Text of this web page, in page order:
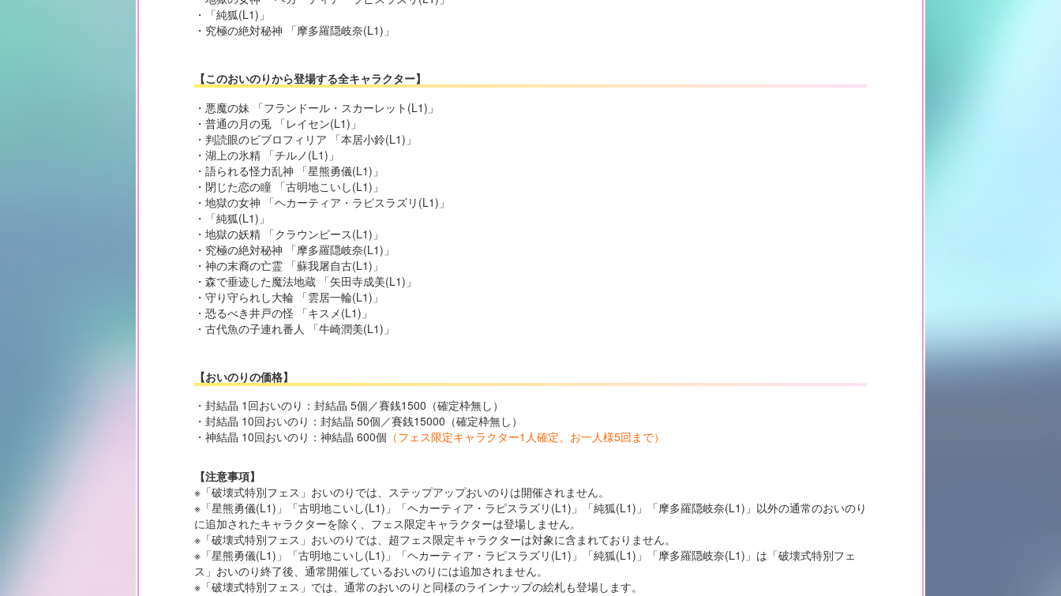
・「純狐(L1)」
・究極の絶対秘神 「摩多羅隠岐奈(L1)」
【このおいのりから登場する全キャラクター】
・悪魔の妹 「フランドール・スカーレット(L1)」
・普通の月の兎 「レイセン(L1)」
・判読眼のビブロフィリア 「本居小鈴(L1)」
・湖上の氷精 「チルノ(L1)」
・語られる怪力乱神 「星熊勇儀(L1)」
・閉じた恋の瞳 「古明地こいし(L1)」
・地獄の女神 「ヘカーティア・ラピスラズリ(L1)」
・「純狐(L1)」
・地獄の妖精 「クラウンピース(L1)」
・究極の絶対秘神 「摩多羅隠岐奈(L1)」
・神の末裔の亡霊 「蘇我屠自古(L1)」
・森で垂迹した魔法地蔵 「矢田寺成美(L1)」
・守り守られし大輪 「雲居一輪(L1)」
・恐るべき井戸の怪 「キスメ(L1)」
・古代魚の子連れ番人 「牛崎潤美(L1)」
【おいのりの価格】
・封結晶 1回おいのり：封結晶 5個／賽銭1500（確定枠無し）
・封結晶 10回おいのり：封結晶 50個／賽銭15000（確定枠無し）
・神結晶 10回おいのり：神結晶 600個 （フェス限定キャラクター1人確定、お一人様5回まで）
【注意事項】
※「破壊式特別フェス」おいのりでは、ステップアップおいのりは開催されません。
※「星熊勇儀(L1)」「古明地こいし(L1)」「ヘカーティア・ラピスラズリ(L1)」「純狐(L1)」「摩多羅隠岐奈(L1)」以外の通常のおいのり
に追加されたキャラクターを除く、フェス限定キャラクターは登場しません。
※「破壊式特別フェス」おいのりでは、超フェス限定キャラクターは対象に含まれておりません。
※「星熊勇儀(L1)」「古明地こいし(L1)」「ヘカーティア・ラピスラズリ(L1)」「純狐(L1)」「摩多羅隠岐奈(L1)」は「破壊式特別フェ
ス」おいのり終了後、通常開催しているおいのりには追加されません。
※「破壊式特別フェス」では、通常のおいのりと同様のラインナップの絵札も登場します。